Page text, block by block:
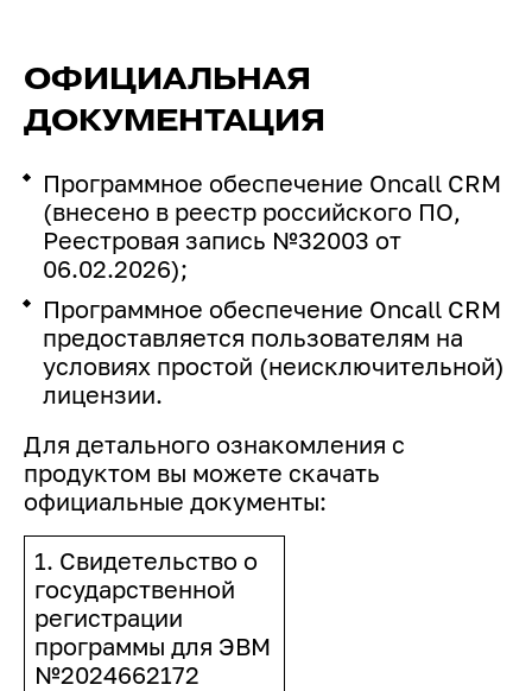
ОФИЦИАЛЬНАЯ
ДОКУМЕНТАЦИЯ
Программное обеспечение Oncall CRM
(внесено в реестр российского ПО,
Реестровая запись №32003 от
06.02.2026);
Программное обеспечение Oncall CRM
предоставляется пользователям на
условиях простой (неисключительной)
лицензии.
Для детального ознакомления с
продуктом вы можете скачать
официальные документы:
1. Свидетельство о
государственной
регистрации
программы для ЭВМ
№2024662172